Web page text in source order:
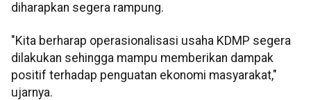
diharapkan segera rampung.
"Kita berharap operasionalisasi usaha KDMP segera
dilakukan sehingga mampu memberikan dampak
positif terhadap penguatan ekonomi masyarakat,"
ujarnya.